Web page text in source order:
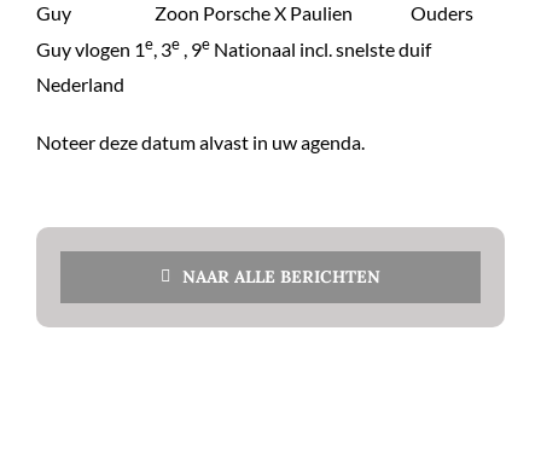
Guy Zoon Porsche X Paulien Ouders
Guy vlogen 1e, 3e , 9e Nationaal incl. snelste duif
Nederland
Noteer deze datum alvast in uw agenda.
NAAR ALLE BERICHTEN